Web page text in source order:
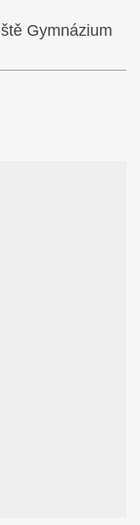
Gymnázium